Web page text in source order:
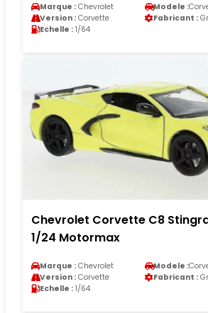
Marque : Chevrolet Modele :
Version : Corvette Fabricant :
Echelle : 1/64
Chevrolet Corvette C8
1/24 Motormax
Marque : Chevrolet Modele :
Version : Corvette Fabricant :
Echelle : 1/64